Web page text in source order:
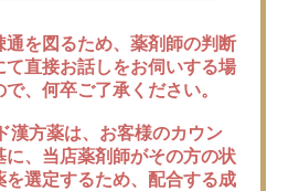
通を図るため、薬剤師の判断
て直接お話しをお伺いする場
、何卒ご了承ください。
漢方薬は、お客様のカウン
に、当店薬剤師がその方の状
を選定するため、配合する成